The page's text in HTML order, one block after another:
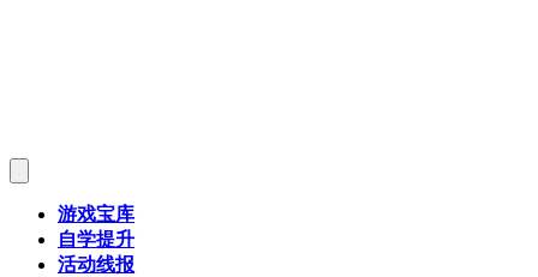
游戏宝库
自学提升
活动线报